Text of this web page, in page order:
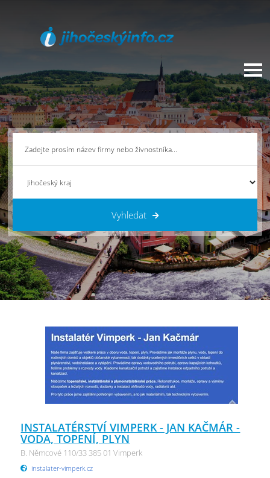
Vyhledat
INSTALATÉRSTVÍ VIMPERK - JAN KAČMÁR -
VODA, TOPENÍ, PLYN
B. Němcové 110/33 385 01 Vimperk
instalater-vimperk.cz